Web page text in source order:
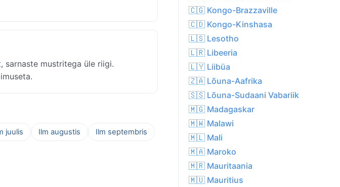
sarnaste mustritega üle riigi.
juulis Ilm augustis
Ilm septembris
🇨🇬 Kongo-Brazzaville
🇨🇩 Kongo-Kinshasa
🇱🇸 Lesotho
🇱🇷 Libeeria
🇱🇾 Liibüa
🇿🇦 Lõuna-Aafrika
🇸🇸 Lõuna-Sudaani Vabariik
🇲🇬 Madagaskar
🇲🇼 Malawi
🇲🇱 Mali
🇲🇦 Maroko
🇲🇷 Mauritaania
🇲🇺 Mauritius